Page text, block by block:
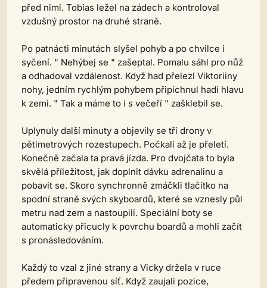
před nimi. Tobias ležel na zádech a kontroloval
vzdušný prostor na druhé straně.
Po patnácti minutách slyšel pohyb a po chvilce i
syčení. " Nehýbej se " zašeptal. Pomalu sáhl pro nůž
a odhadoval vzdálenost. Když had přelezl Viktoriiny
nohy, jedním rychlým pohybem připíchnul hadí hlavu
k zemi. " Tak a máme to i s večeří " zašklebil se.
Uplynuly další minuty a objevily se tři drony v
pětimetrových rozestupech. Počkali až je přeletí.
Konečně začala ta pravá jízda. Pro dvojčata to byla
skvělá příležitost, jak doplnit dávku adrenalinu a
pobavit se. Skoro synchronně zmáčkli tlačítko na
spodní straně svých skyboardů, které se vznesly půl
metru nad zem a nastoupili. Speciální boty se
automaticky přicucly k povrchu boardů a mohli začít
s pronásledováním.
Každý to vzal z jiné strany a Vicky držela v ruce
předem připravenou síť. Když zaujali pozice,